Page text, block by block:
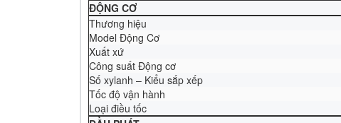
ĐỘNG CƠ
Thương hiệu
Model Động Cơ
Xuất xứ
Công suất Động cơ
Số xylanh – Kiểu sắp xếp
Tốc độ vận hành
Loại điều tốc